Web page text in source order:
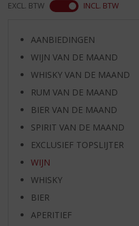
EXCL. BTW INCL. BTW
AANBIEDINGEN
WIJN VAN DE MAAND
WHISKY VAN DE MAAND
RUM VAN DE MAAND
BIER VAN DE MAAND
SPIRIT VAN DE MAAND
EXCLUSIEF TOPSLIJTER
WIJN
WHISKY
BIER
APERITIEF